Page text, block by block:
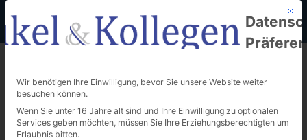
+49 (0) 661-96 32 20
anfrage@bukel-kollegen.de
Im Vogelsang 4, 36039 Fulda
Termin vereinbaren
Mit
Wir benötigen Ihre Einwilligung, bevor Sie unsere Website weiter
besuchen können.
Wenn Sie unter 16 Jahre alt sind und Ihre Einwilligung zu optionalen
Services geben möchten, müssen Sie Ihre Erziehungsberechtigten um
Erlaubnis bitten.